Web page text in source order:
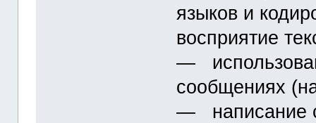
языков и
восприятие
―
сообщениях
― написание